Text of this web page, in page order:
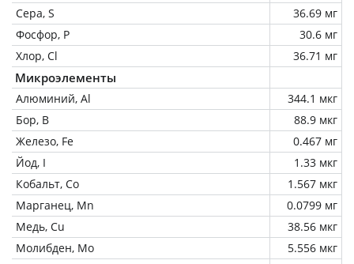
Сера, S
36.69 мг
Фосфор, P
30.6 мг
Хлор, Cl
36.71 мг
Микроэлементы
Алюминий, Al
344.1 мкг
Бор, B
88.9 мкг
Железо, Fe
0.467 мг
Йод, I
1.33 мкг
Кобальт, Co
1.567 мкг
Марганец, Mn
0.0799 мг
Медь, Cu
38.56 мкг
Молибден, Mo
5.556 мкг